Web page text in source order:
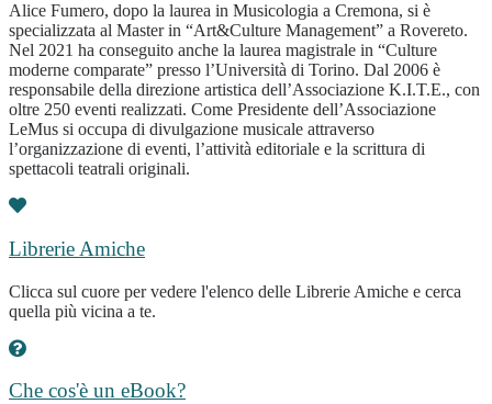
Alice Fumero, dopo la laurea in Musicologia a Cremona, si è
specializzata al Master in “Art&Culture Management” a Rovereto.
Nel 2021 ha conseguito anche la laurea magistrale in “Culture
moderne comparate” presso l’Università di Torino. Dal 2006 è
responsabile della direzione artistica dell’Associazione K.I.T.E., con
oltre 250 eventi realizzati. Come Presidente dell’Associazione
LeMus si occupa di divulgazione musicale attraverso
l’organizzazione di eventi, l’attività editoriale e la scrittura di
spettacoli teatrali originali.
Librerie Amiche
Clicca sul cuore per vedere l'elenco delle Librerie Amiche e cerca
quella più vicina a te.
Che cos'è un eBook?